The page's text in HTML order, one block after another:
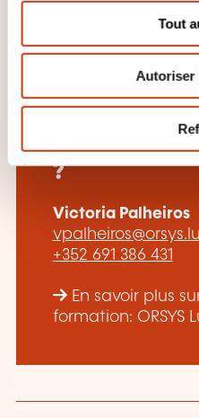
n
Tout
Autoriser
Comment
l’organisme
?
Victoria Palheiros
vpalheiros@orsys.lu
+352 691 386 431
En savoir plus
formation: ORSYS